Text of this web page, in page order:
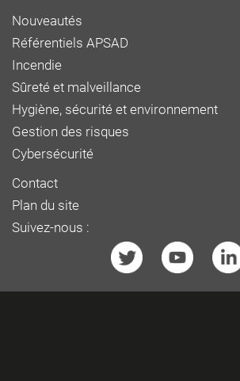
Nouveautés
Référentiels APSAD
Incendie
Sûreté et malveillance
Hygiène, sécurité et environnement
Gestion des risques
Cybersécurité
Contact
Plan du site
Suivez-nous :